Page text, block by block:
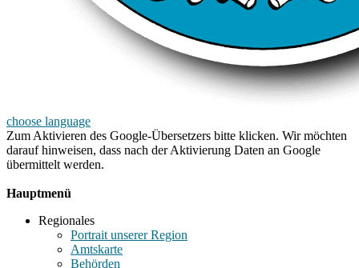
choose language
Zum Aktivieren des Google-Übersetzers bitte klicken. Wir möchten
darauf hinweisen, dass nach der Aktivierung Daten an Google
übermittelt werden.
Hauptmenü
Regionales
Portrait unserer Region
Amtskarte
Behörden